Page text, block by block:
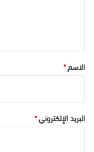
*الاسم*
البريد الإلكتروني*